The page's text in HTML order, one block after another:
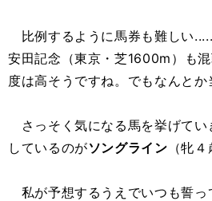
比例するように馬券も難しい
安田記念（東京・芝1600m）も
度は高そうですね。でもなんとか
さっそく気になる馬を挙げてい
しているのがソングライン （牝
私が予想するうえでいつも誓っ